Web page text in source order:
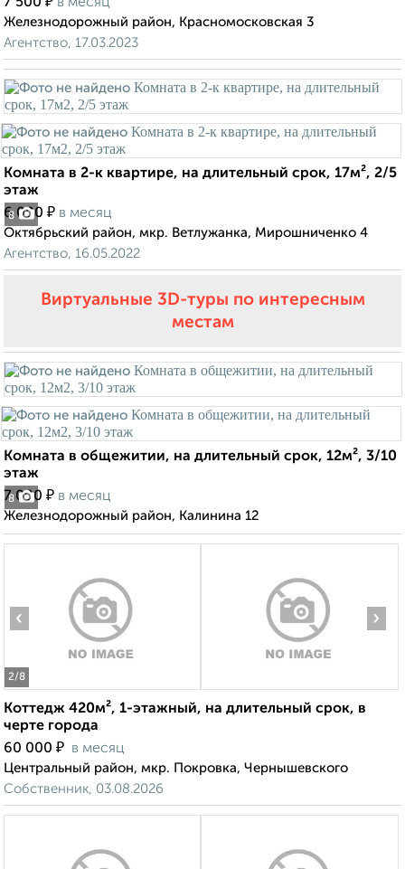
7 500 в месяц
Железнодорожный район, Красномосковская 3
Агентство, 17.03.2023
8
Комната в 2-к квартире, на длительный срок, 17м², 2/5
этаж
6 000 ₽ в месяц
Октябрьский район, мкр. Ветлужанка, Мирошниченко 4
Агентство, 16.05.2022
Виртуальные 3D-туры по интересным
местам
8
Комната в общежитии, на длительный срок, 12м², 3/10
этаж
7 000 ₽ в месяц
Железнодорожный район, Калинина 12
2/8
‹ ›
Коттедж 420м², 1-этажный, на длительный срок, в
черте города
60 000 ₽ в месяц
Центральный район, мкр. Покровка, Чернышевского
Собственник, 03.08.2026